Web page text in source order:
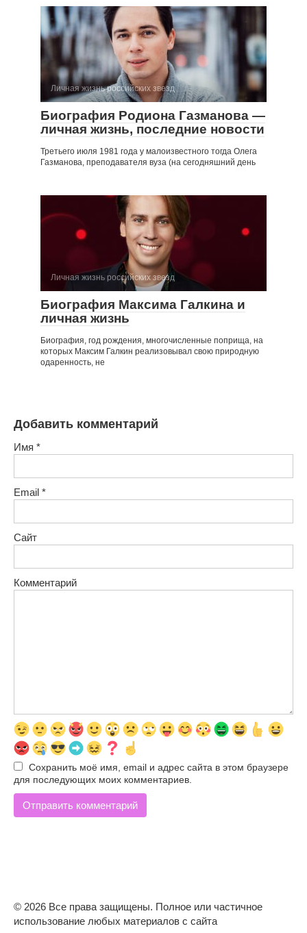
Личная жизнь российских звезд
Биография Родиона Газманова —
личная жизнь, последние новости
Третьего июля 1981 года у малоизвестного тогда Олега
Газманова, преподавателя вуза (на сегодняшний день
Личная жизнь российских звезд
Биография Максима Галкина и
личная жизнь
Биография, год рождения, многочисленные поприща, на
которых Максим Галкин реализовывал свою природную
одаренность, не
Добавить комментарий
Имя *
Email *
Сайт
Комментарий
Сохранить моё имя, email и адрес сайта в этом браузере
для последующих моих комментариев.
© 2026 Все права защищены. Полное или частичное
использование любых материалов с сайта